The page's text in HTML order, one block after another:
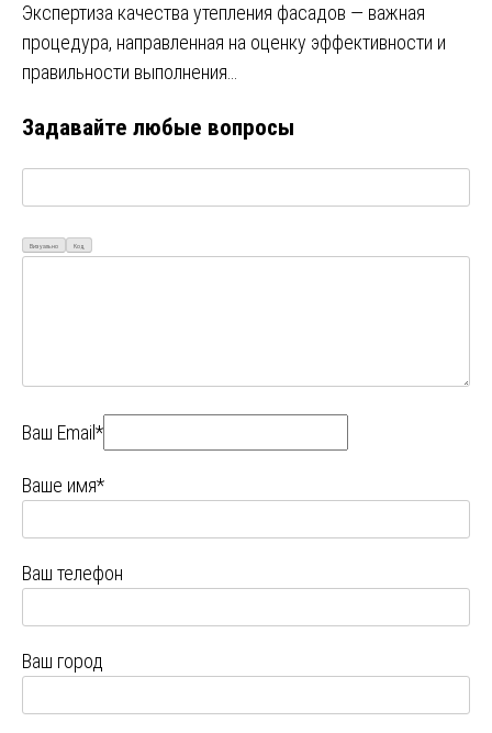
Экспертиза качества утепления фасадов — важная
процедура, направленная на оценку эффективности и
правильности выполнения…
Задавайте любые вопросы
Визуально Код
Ваш Email*
Ваше имя*
Ваш телефон
Ваш город